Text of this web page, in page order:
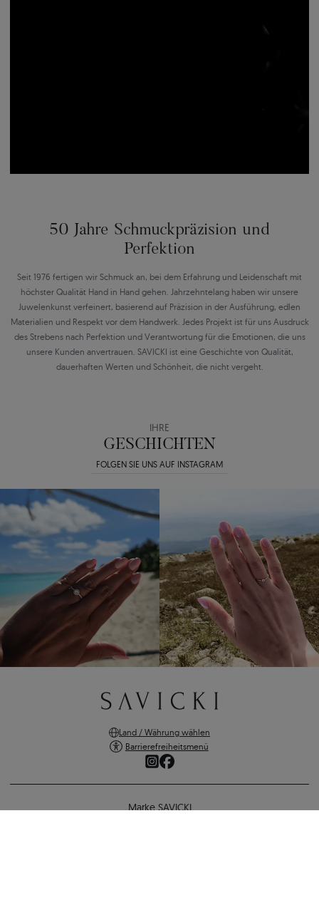
50 Jahre Schmuckpräzision und
Perfektion
Seit 1976 fertigen wir Schmuck an, bei dem Erfahrung und Leidenschaft mit
höchster Qualität Hand in Hand gehen. Jahrzehntelang haben wir unsere
Juwelenkunst verfeinert, basierend auf Präzision in der Ausführung, edlen
Materialien und Respekt vor dem Handwerk. Jedes Projekt ist für uns Ausdruck
des Strebens nach Perfektion und Verantwortung für die Emotionen, die uns
unsere Kunden anvertrauen. SAVICKI ist eine Geschichte von Qualität,
dauerhaften Werten und Schönheit, die nicht vergeht.
IHRE
GESCHICHTEN
FOLGEN SIE UNS AUF INSTAGRAM
Land / Währung wählen
Barrierefreiheitsmenü
Marke SAVICKI